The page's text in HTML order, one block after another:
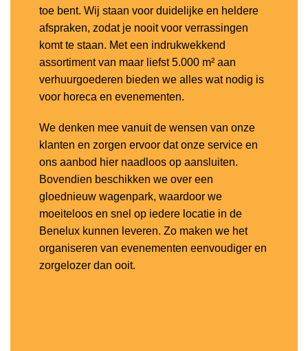
toe bent. Wij staan voor duidelijke en heldere
afspraken, zodat je nooit voor verrassingen
komt te staan. Met een indrukwekkend
assortiment van maar liefst 5.000 m² aan
verhuurgoederen bieden we alles wat nodig is
voor horeca en evenementen.
We denken mee vanuit de wensen van onze
klanten en zorgen ervoor dat onze service en
ons aanbod hier naadloos op aansluiten.
Bovendien beschikken we over een
gloednieuw wagenpark, waardoor we
moeiteloos en snel op iedere locatie in de
Benelux kunnen leveren. Zo maken we het
organiseren van evenementen eenvoudiger en
zorgelozer dan ooit.